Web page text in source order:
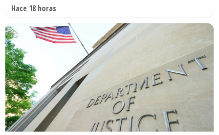
Hace 18 horas